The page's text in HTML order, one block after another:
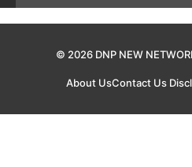
© 2026 DNP NEW
About UsContact Us